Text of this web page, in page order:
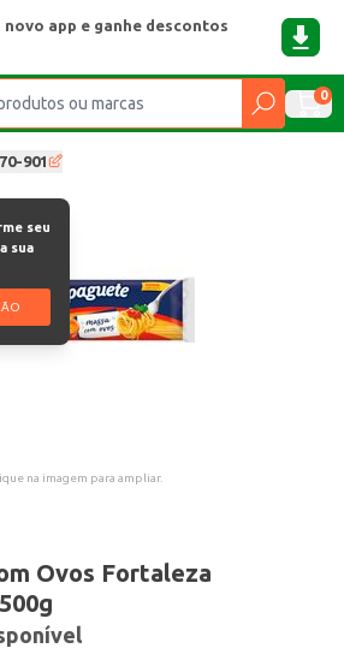
novo app e ganhe descontos
0
901
seu
sua
na imagem para ampliar.
Ovos Fortaleza